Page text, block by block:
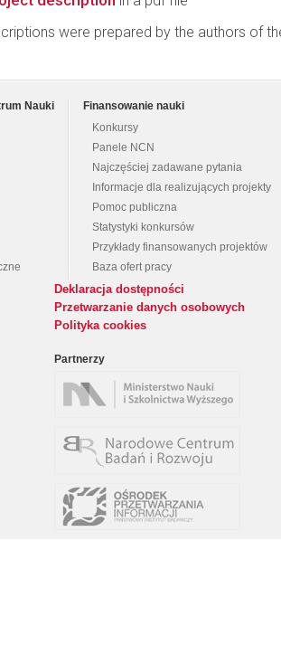
were prepared by the authors of
Nauki
Finansowanie nauki
Konkursy
Panele NCN
Najczęściej zadawane pytania
Informacje dla realizujących projekty
Pomoc publiczna
Statystyki konkursów
Przykłady finansowanych projektów
Baza ofert pracy
Deklaracja dostępności
Przetwarzanie danych osobowych
Polityka cookies
Partnerzy